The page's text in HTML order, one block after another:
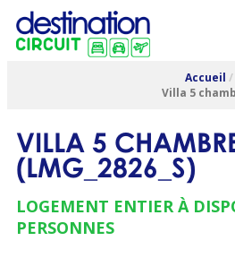
Accueil /
Villa 5
VILLA 5
(LMG_2826_S)
LOGEMENT ENTIER À
PERSONNES